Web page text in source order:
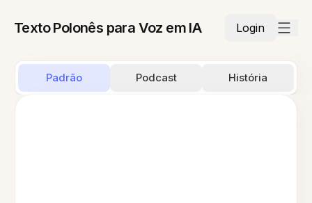
Texto Polonês para Voz em IA Login
Padrão Podcast História